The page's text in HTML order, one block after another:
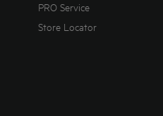
PRO Service
Store Locator